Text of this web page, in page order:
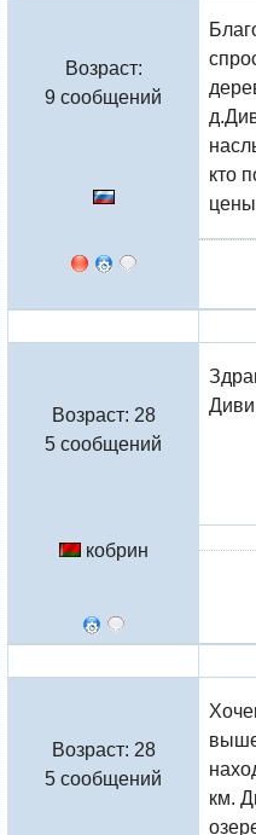
Возраст:
9 сообщений
кто
Возраст: 28
5 сообщений
кобрин
Возраст: 28
5 сообщений
км.